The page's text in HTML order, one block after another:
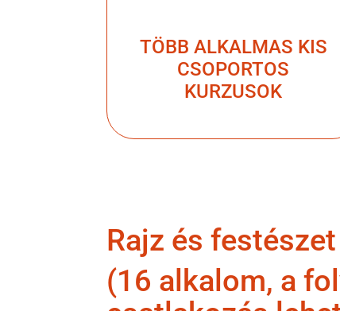
TÖBB ALKALMAS KIS
CSOPORTOS
KURZUSOK
Rajz és
(16 alkalom, a